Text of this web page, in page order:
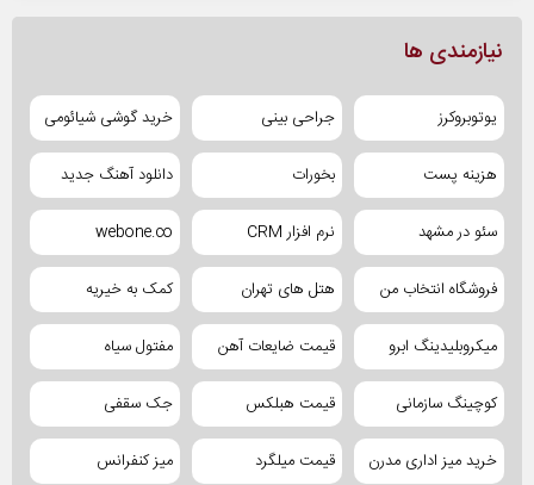
نیازمندی ها
یوتوبروکرز جراحی بینی خرید گوشی شیائومی
هزینه پست بخورات دانلود آهنگ جدید
سئو در مشهد نرم افزار CRM webone.co
فروشگاه انتخاب من هتل های تهران کمک به خیریه
میکروبلیدینگ ابرو قیمت ضایعات آهن مفتول سیاه
کوچینگ سازمانی قیمت هبلکس جک سقفی
خرید میز اداری مدرن قیمت میلگرد میز کنفرانس